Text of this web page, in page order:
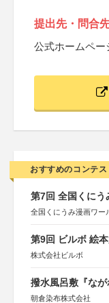
提出先・問合
公式ホームペー
おすすめのコンテス
第7回 全国くにう
全国くにうみ漫画ワー
第9回 ビルボ 絵
株式会社ビルボ
撥水風呂敷『な
朝倉染布株式会社